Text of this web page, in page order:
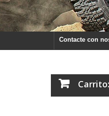
Contacte con
Carrito: